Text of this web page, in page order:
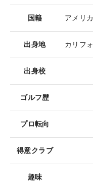
国籍 アメリ
出身地 カリフ
出身校
ゴルフ歴
プロ転向
得意クラブ
趣味